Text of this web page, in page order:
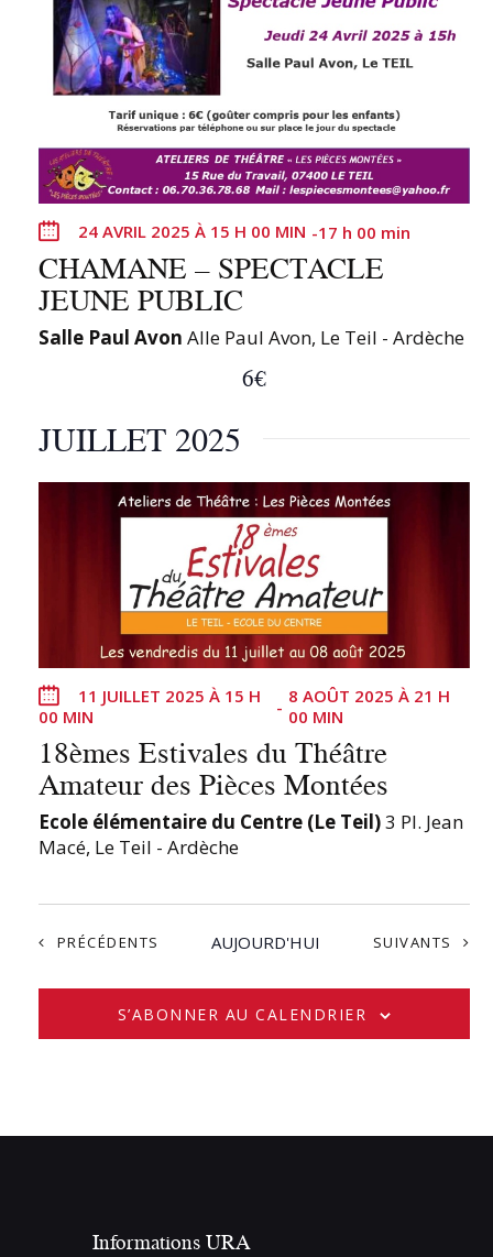
24 AVRIL 2025 À 15 H 00 MIN -17 h 00 min
CHAMANE – SPECTACLE
JEUNE PUBLIC
Salle Paul Avon Alle Paul Avon, Le Teil - Ardèche
6€
JUILLET 2025
11 JUILLET 2025 À 15 H
00 MIN
- 8 AOÛT 2025 À 21 H
00 MIN
18èmes Estivales du Théâtre
Amateur des Pièces Montées
Ecole élémentaire du Centre (Le Teil)3 Pl. Jean
Macé, Le Teil - Ardèche
ÉVÈNEMENTS
PRÉCÉDENTS AUJOURD'HUI ÉVÈNEMENTS
SUIVANTS
S’ABONNER AU CALENDRIER
Informations URA